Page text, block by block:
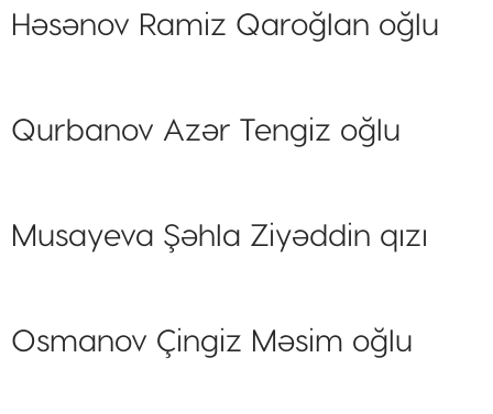
Həsənov Ramiz Qaroğlan oğlu
Qurbanov Azər Tengiz oğlu
Musayeva Şəhla Ziyəddin qızı
Osmanov Çingiz Məsim oğlu